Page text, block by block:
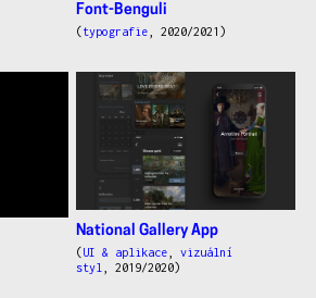
Font-Benguli
(typografie , 2020/2021)
National Gallery App
(UI & aplikace ,vizuální
styl
, 2019/2020)